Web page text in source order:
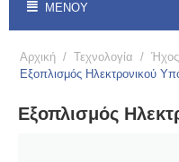
ΜΕΝΟΎ
Αρχική / Τεχνολογία / Ήχος
Εξοπλισμός Ηλεκτρονικού
Εξοπλισμός